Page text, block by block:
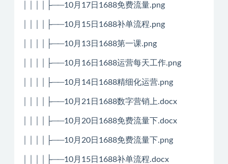
││││├──10月17日1688免费流量.png
││││├──10月15日1688补单流程.png
││││├──10月13日1688第一课.png
││││├──10月16日1688运营每天工作.png
││││├──10月14日1688精细化运营.png
││││├──10月21日1688数字营销上.docx
││││├──10月20日1688免费流量下.docx
││││├──10月20日1688免费流量下.png
││││├──10月15日1688补单流程.docx